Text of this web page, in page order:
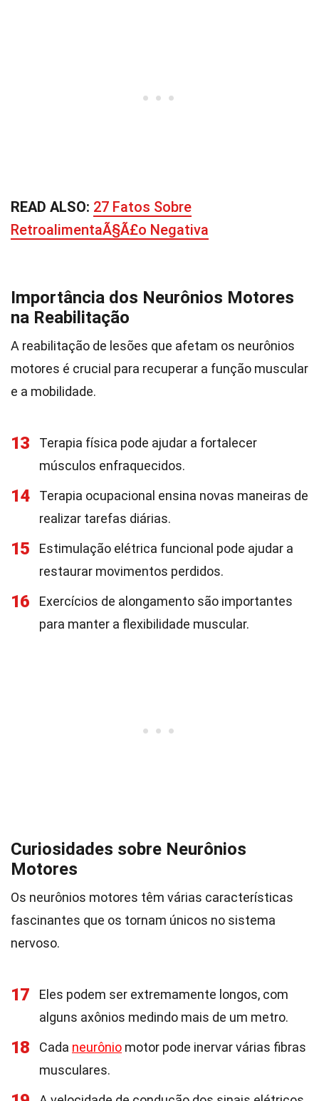
READ ALSO: 27 Fatos Sobre
RetroalimentaÃ§Ã£o Negativa
Importância dos Neurônios Motores
na Reabilitação
A reabilitação de lesões que afetam os neurônios
motores é crucial para recuperar a função muscular
e a mobilidade.
13
Terapia física pode ajudar a fortalecer
músculos enfraquecidos.
14
Terapia ocupacional ensina novas maneiras de
realizar tarefas diárias.
15
Estimulação elétrica funcional pode ajudar a
restaurar movimentos perdidos.
16
Exercícios de alongamento são importantes
para manter a flexibilidade muscular.
Curiosidades sobre Neurônios
Motores
Os neurônios motores têm várias características
fascinantes que os tornam únicos no sistema
nervoso.
17
Eles podem ser extremamente longos, com
alguns axônios medindo mais de um metro.
18 Cada neurônio motor pode inervar várias fibras
musculares.